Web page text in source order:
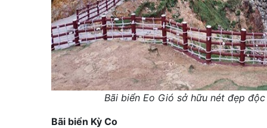
Bãi biển Eo Gió sở hữu nét đẹp
Bãi biển Kỳ Co